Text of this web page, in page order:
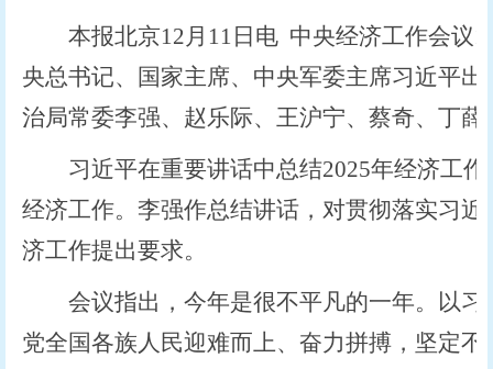
本报北京12月11日电 中央经济工作会议
央总书记、国家主席、中央军委主席习近平
治局常委李强、赵乐际、王沪宁、蔡奇、丁
习近平在重要讲话中总结2025年经济工作
经济工作。李强作总结讲话，对贯彻落实习
济工作提出要求。
会议指出，今年是很不平凡的一年。以习
党全国各族人民迎难而上、奋力拼搏，坚定